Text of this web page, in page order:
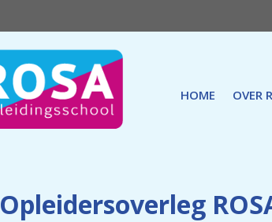
HOME OVER
Opleidersoverleg